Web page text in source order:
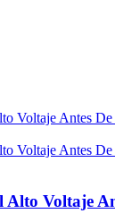
Alto Voltaje